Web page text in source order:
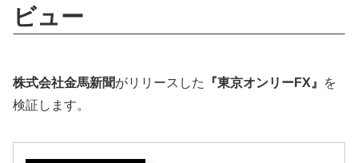
ビュー
株式会社金馬新聞がリリースした 『東京オンリーFX』
を
検証します。